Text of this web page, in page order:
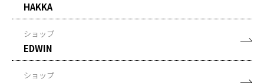
HAKKA
ショップ
EDWIN
ショップ